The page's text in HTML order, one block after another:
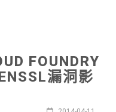
FOUNDRY
漏洞影